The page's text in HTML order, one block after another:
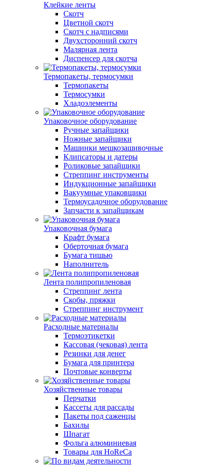
Клейкие ленты
Скотч
Цветной скотч
Скотч с надписями
Двухсторонний скотч
Малярная лента
Диспенсер для скотча
Термопакеты, термосумки
Термопакеты
Термосумки
Хладоэлементы
Упаковочное оборудование
Ручные запайщики
Ножные запайщики
Машинки мешкозашивочные
Клипсаторы и датеры
Роликовые запайщики
Стреппинг инструменты
Индукционные запайщики
Вакуумные упаковщики
Термоусадочное оборудование
Запчасти к запайщикам
Упаковочная бумага
Крафт бумага
Оберточная бумага
Бумага тишью
Наполнитель
Лента полипропиленовая
Стреппинг лента
Скобы, пряжки
Стреппинг инструмент
Расходные материалы
Термоэтикетки
Кассовая (чековая) лента
Резинки для денег
Бумага для принтера
Почтовые конверты
Хозяйственные товары
Перчатки
Кассеты для рассады
Пакеты под саженцы
Бахилы
Шпагат
Фольга алюминиевая
Товары для HoReCa